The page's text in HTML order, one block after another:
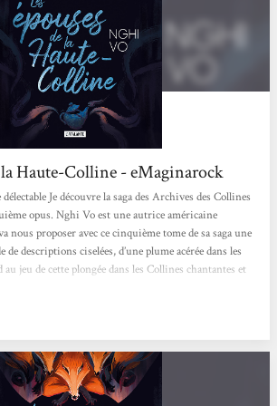
la Haute-Colline - eMaginarock
Je découvre la saga des Archives des Collines
opus. Nghi Vo est une autrice américaine
nous proposer avec ce cinquième tome de sa saga une
de descriptions ciselées, d’une plume acérée dans les
jeu de cette plongée dans les Collines chantantes et
de Pham Nhung, qui part à la rencontre de son